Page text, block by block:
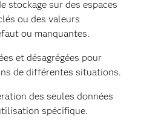
stockage sur des espaces
ou des valeurs
ou manquantes.
et désagrégées pour
de différentes situations.
des seules données
spécifique.